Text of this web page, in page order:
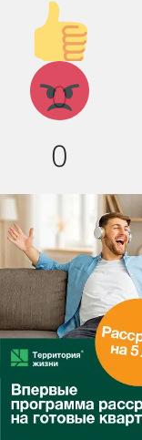
Палец
вверх!
0
Агрессия!
0